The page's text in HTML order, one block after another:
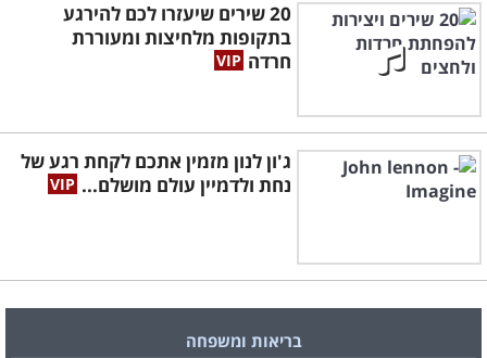
20 שירים שיעזרו לכם להירגע
בתקופות מלחיצות ומעוררת
חרדה
ג'ון לנון מזמין אתכם לקחת רגע של
נחת ולדמיין עולם מושלם...
בריאות ומשפחה